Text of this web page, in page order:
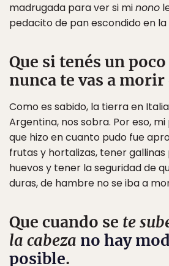
madrugada para ver si minono
pedacito de pan escondido en
Que si tenés un
nunca te vas a morir
Como es sabido, la tierra en
Argentina, nos sobra. Por eso,
que hizo en cuanto pudo fue
frutas y hortalizas, tener
huevos y tener la seguridad de
duras, de hambre no se iba a
Que cuando se te
la cabeza no hay
posible.